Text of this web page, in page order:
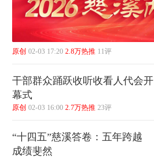
原创 02-03 17:20 2.8万热推 11评
干部群众踊跃收听收看人代会开
幕式
原创 02-03 16:00 2.7万热推 23评
“十四五”慈溪答卷：五年跨越
成绩斐然